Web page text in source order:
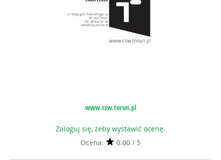
www.csw.torun.pl
Zaloguj się, żeby wystawić ocenę.
Ocena:
0.00 / 5